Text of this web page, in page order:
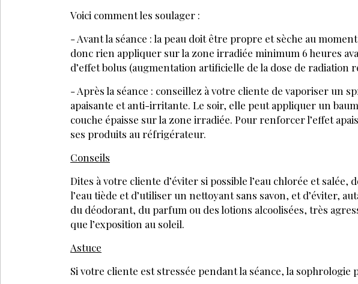
Voici comment les soulager :
- Avant la séance : la peau doit être propre et sèche au
donc rien appliquer sur la zone irradiée minimum 6 heures
d’effet bolus (augmentation artificielle de la dose de radiation
- Après la séance : conseillez à votre cliente de vaporiser un
apaisante et anti-irritante. Le soir, elle peut appliquer un
couche épaisse sur la zone irradiée. Pour renforcer l’effet
ses produits au réfrigérateur.
Conseils
Dites à votre cliente d’éviter si possible l’eau chlorée et salée,
l’eau tiède et d’utiliser un nettoyant sans savon, et d’éviter,
du déodorant, du parfum ou des lotions alcoolisées, très
que l’exposition au soleil.
Astuce
Si votre cliente est stressée pendant la séance, la sophrologie